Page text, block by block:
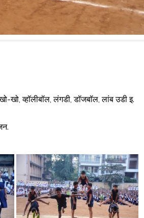
व्हॉलीबॉल, लंगडी, डॉजबॉल, लांब उडी इ.